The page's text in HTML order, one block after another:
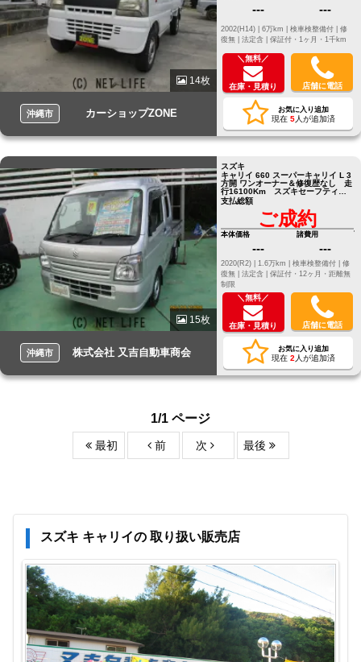
14枚
沖縄市 カーショップZONE
--- ---
修
復無 | 法定含 | 保証付・1ヶ月・1千km
＼無料／
在庫・見積り 店舗に電話
お気に入り追加
現在 5人が追加済
15枚
沖縄市 株式会社 又吉自動車商会
スズキ
キャリイ 660 スーパーキャリイ L 3
方開 ワンオーナー＆修復歴なし 走
行16100Km スズキセーフティサ
ポート オーバーヘッドシェルフ
支払総額
ご成約
本体価格
---
諸費用
---
2020(R2) | 1.6万km | 検車検整備付 | 修
復無 | 法定含 | 保証付・12ヶ月・距離無
制限
＼無料／
在庫・見積り 店舗に電話
お気に入り追加
現在 2 人が追加済
1/1 ページ
最初 前 次 最後
スズキ キャリイの 取り扱い販売店